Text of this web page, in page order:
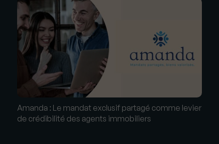
Amanda : Le mandat exclusif partagé comme levier
de crédibilité des agents immobiliers